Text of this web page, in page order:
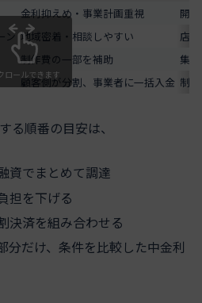
金利抑えめ・事業計画重視
開
ン 地域密着・相談しやすい
店
制作費の一部を補助
集
顧客側が分割、事業者に一括入金 制
ロールできます
る順番の目安は、
資でまとめて調達
担を下げる
決済を組み合わせる
分だけ、条件を比較した中金利